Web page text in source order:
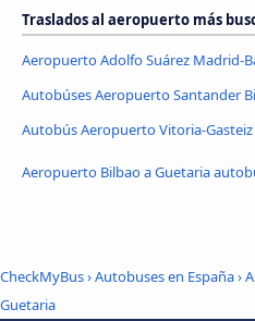
Traslados al aeropuerto más
Aeropuerto Adolfo Suárez Madrid-
Autobúses Aeropuerto Santander
Autobús Aeropuerto Vitoria-Gasteiz
Aeropuerto Bilbao a Guetaria
CheckMyBus›Autobuses en España›
Guetaria